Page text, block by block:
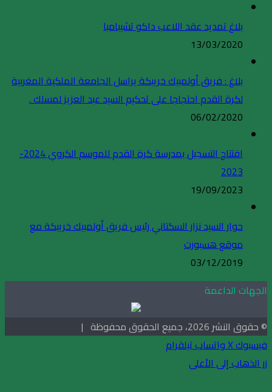
بلاغ تمديد عقد اللاعب داكو تشيبامبا
13/03/2020
بلاغ : فريق أولمبيك خريبكة يراسل الجامعة الملكية المغربية
لكرة القدم احتجاجا على تحكيم السيد عبد العزيز لمسلك .
06/02/2020
افتتاح التسجيل بمدرسة كرة القدم للموسم الكروي 2024-
2023
19/09/2023
حوار السيد نزار السكتاني رئيس فريق أولمبيك خريبكة مع
موقع هسبورت
03/12/2019
الجهات الداعمة
© حقوق النشر 2026، جميع الحقوق محفوظة |
فيسبوكXواتسابتيلقرام
زر الذهاب إلى الأعلى